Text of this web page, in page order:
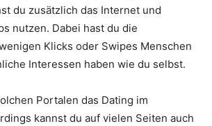
du zusätzlich das Internet und
nutzen. Dabei hast du die
Klicks oder Swipes Menschen
Interessen haben wie du selbst.
Portalen das Dating im
kannst du auf vielen Seiten auch